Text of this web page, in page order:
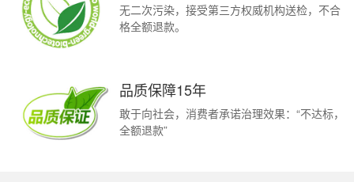
无二次污染，接受第三方权威机构送检，不合
格全额退款。
品质保障15年
敢于向社会，消费者承诺治理效果：“不达标，
全额退款”